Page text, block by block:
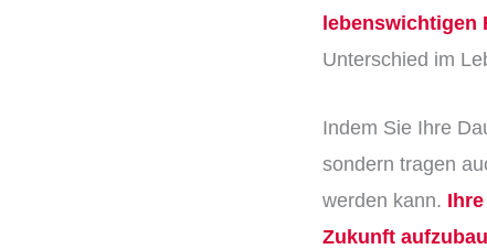
lebenswichtigen
Unterschied im
Indem Sie Ihre
sondern tragen
werden kann.
Zukunft